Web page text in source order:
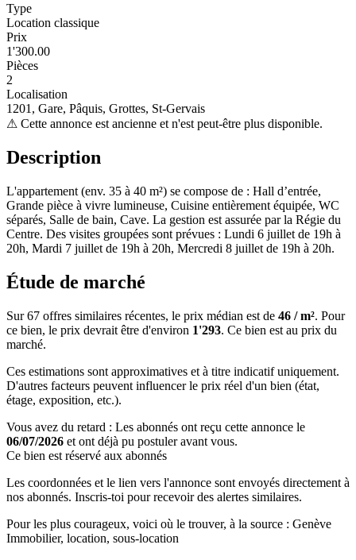
Type
Location classique
Prix
1'300.00
Pièces
2
Localisation
1201, Gare, Pâquis, Grottes, St-Gervais
⚠ Cette annonce est ancienne et n'est peut-être plus disponible.
Description
L'appartement (env. 35 à 40 m²) se compose de : Hall d’entrée,
Grande pièce à vivre lumineuse, Cuisine entièrement équipée, WC
séparés, Salle de bain, Cave. La gestion est assurée par la Régie du
Centre. Des visites groupées sont prévues : Lundi 6 juillet de 19h à
20h, Mardi 7 juillet de 19h à 20h, Mercredi 8 juillet de 19h à 20h.
Étude de marché
Sur 67 offres similaires récentes, le prix médian est de 46 / m². Pour
ce bien, le prix devrait être d'environ 1'293. Ce bien est au prix du
marché.
Ces estimations sont approximatives et à titre indicatif uniquement.
D'autres facteurs peuvent influencer le prix réel d'un bien (état,
étage, exposition, etc.).
Vous avez du retard : Les abonnés ont reçu cette annonce le
06/07/2026 et ont déjà pu postuler avant vous.
Ce bien est réservé aux abonnés
Les coordonnées et le lien vers l'annonce sont envoyés directement à
nos abonnés. Inscris-toi pour recevoir des alertes similaires.
Pour les plus courageux, voici où le trouver, à la source : Genève
Immobilier, location, sous-location